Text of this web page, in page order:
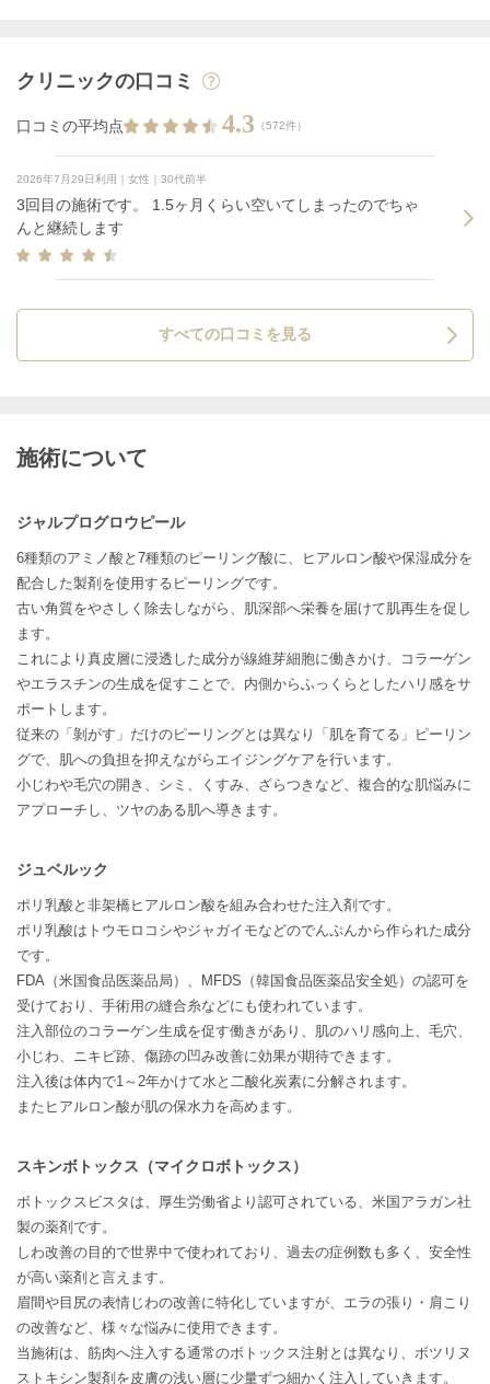
クリニックの口コミ
口コミの平均点 4.3 （572件）
2026年7月29日利用｜女性｜30代前半
3回目の施術です。 1.5ヶ月くらい空いてしまったのでちゃ
んと継続します
すべての口コミを見る
施術について
ジャルプログロウピール
6種類のアミノ酸と7種類のピーリング酸に、ヒアルロン酸や保湿成分を
配合した製剤を使用するピーリングです。
古い角質をやさしく除去しながら、肌深部へ栄養を届けて肌再生を促し
ます。
これにより真皮層に浸透した成分が線維芽細胞に働きかけ、コラーゲン
やエラスチンの生成を促すことで、内側からふっくらとしたハリ感をサ
ポートします。
従来の「剝がす」だけのピーリングとは異なり「肌を育てる」ピーリン
グで、肌への負担を抑えながらエイジングケアを行います。
小じわや毛穴の開き、シミ、くすみ、ざらつきなど、複合的な肌悩みに
アプローチし、ツヤのある肌へ導きます。
ジュベルック
ポリ乳酸と非架橋ヒアルロン酸を組み合わせた注入剤です。
ポリ乳酸はトウモロコシやジャガイモなどのでんぷんから作られた成分
です。
FDA（米国食品医薬品局）、MFDS（韓国食品医薬品安全処）の認可を
受けており、手術用の縫合糸などにも使われています。
注入部位のコラーゲン生成を促す働きがあり、肌のハリ感向上、毛穴、
小じわ、ニキビ跡、傷跡の凹み改善に効果が期待できます。
注入後は体内で1～2年かけて水と二酸化炭素に分解されます。
またヒアルロン酸が肌の保水力を高めます。
スキンボトックス（マイクロボトックス）
ボトックスビスタは、厚生労働省より認可されている、米国アラガン社
製の薬剤です。
しわ改善の目的で世界中で使われており、過去の症例数も多く、安全性
が高い薬剤と言えます。
眉間や目尻の表情じわの改善に特化していますが、エラの張り・肩こり
の改善など、様々な悩みに使用できます。
当施術は、筋肉へ注入する通常のボトックス注射とは異なり、ボツリヌ
ストキシン製剤を皮膚の浅い層に少量ずつ細かく注入していきます。